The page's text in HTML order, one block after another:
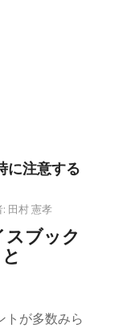
に注意する
田村 憲孝
ブック
トが多数みら